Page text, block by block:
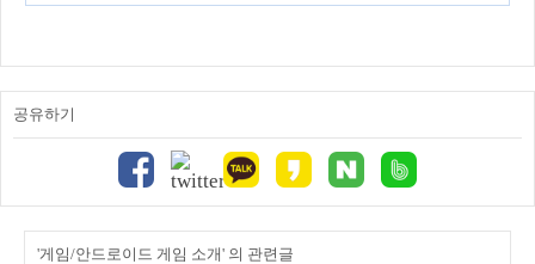
공유하기
'게임/안드로이드 게임 소개' 의 관련글